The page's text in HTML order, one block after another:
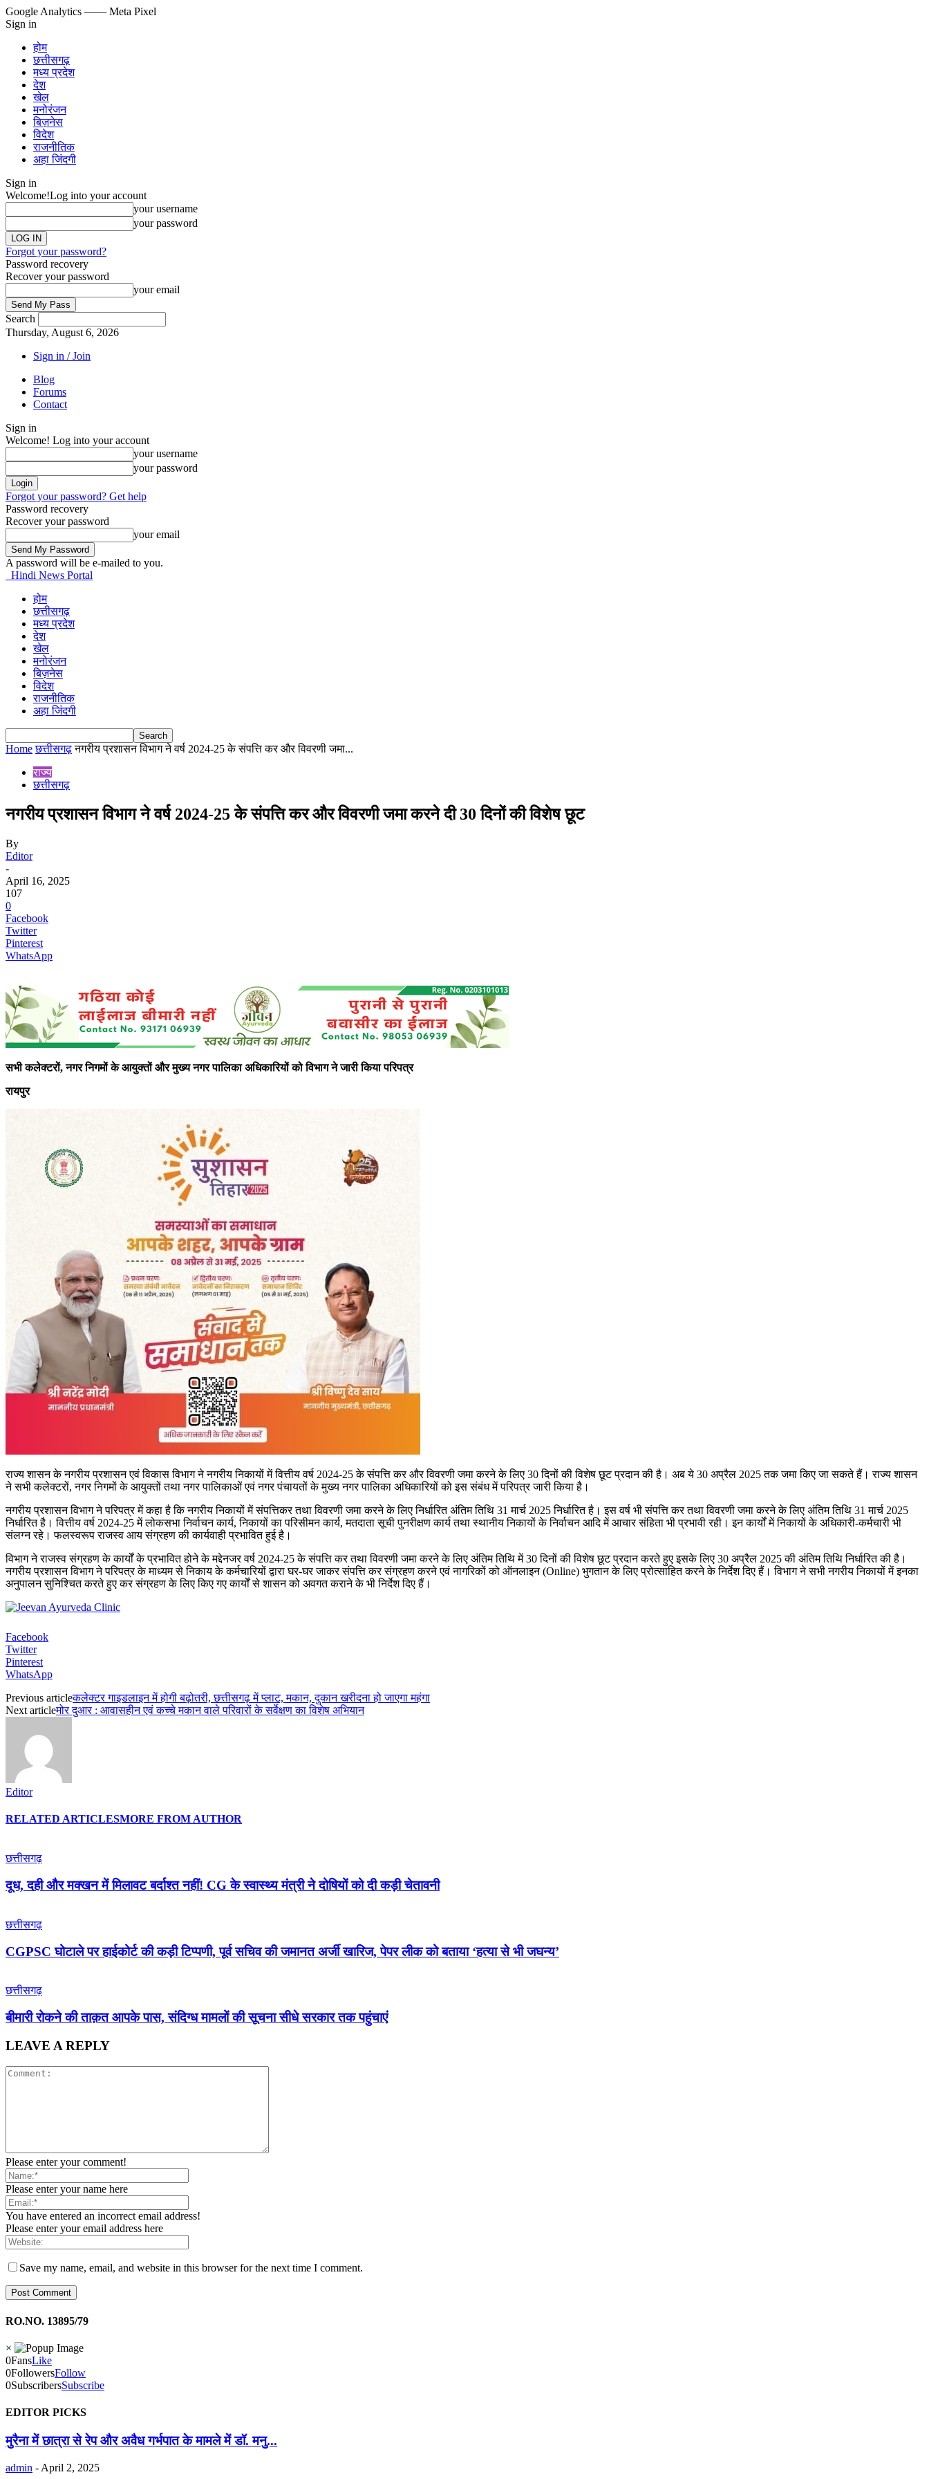
Google Analytics —— Meta Pixel
Sign in
होम
छत्तीसगढ़
मध्य प्रदेश
देश
खेल
मनोरंजन
बिज़नेस
विदेश
राजनीतिक
अहा जिंदगी
Sign in
Welcome!Log into your account
your username
your password
Forgot your password?
Password recovery
Recover your password
your email
Search
Thursday, August 6, 2026
Sign in / Join
Blog
Forums
Contact
Sign in
Welcome! Log into your account
your username
your password
Forgot your password? Get help
Password recovery
Recover your password
your email
A password will be e-mailed to you.
Hindi News Portal
होम
छत्तीसगढ़
मध्य प्रदेश
देश
खेल
मनोरंजन
बिज़नेस
विदेश
राजनीतिक
अहा जिंदगी
Home छत्तीसगढ़ नगरीय प्रशासन विभाग ने वर्ष 2024-25 के संपत्ति कर और विवरणी जमा...
राज्य
छत्तीसगढ़
नगरीय प्रशासन विभाग ने वर्ष 2024-25 के संपत्ति कर और विवरणी जमा करने दी 30 दिनों की विशेष छूट
By
Editor
-
April 16, 2025
107
0
Facebook
Twitter
Pinterest
WhatsApp
सभी कलेक्टरों, नगर निगमों के आयुक्तों और मुख्य नगर पालिका अधिकारियों को विभाग ने जारी किया परिपत्र
रायपुर
राज्य शासन के नगरीय प्रशासन एवं विकास विभाग ने नगरीय निकायों में वित्तीय वर्ष 2024-25 के संपत्ति कर और विवरणी जमा करने के लिए 30 दिनों की विशेष छूट प्रदान की है। अब ये 30 अप्रैल 2025 तक जमा किए जा सकते हैं। राज्य शासन
ने सभी कलेक्टरों, नगर निगमों के आयुक्तों तथा नगर पालिकाओं एवं नगर पंचायतों के मुख्य नगर पालिका अधिकारियों को इस संबंध में परिपत्र जारी किया है।
नगरीय प्रशासन विभाग ने परिपत्र में कहा है कि नगरीय निकायों में संपत्तिकर तथा विवरणी जमा करने के लिए निर्धारित अंतिम तिथि 31 मार्च 2025 निर्धारित है। इस वर्ष भी संपत्ति कर तथा विवरणी जमा करने के लिए अंतिम तिथि 31 मार्च 2025
निर्धारित है। वित्तीय वर्ष 2024-25 में लोकसभा निर्वाचन कार्य, निकायों का परिसीमन कार्य, मतदाता सूची पुनरीक्षण कार्य तथा स्थानीय निकायों के निर्वाचन आदि में आचार संहिता भी प्रभावी रही। इन कार्यों में निकायों के अधिकारी-कर्मचारी भी
संलग्न रहे। फलस्वरूप राजस्व आय संग्रहण की कार्यवाही प्रभावित हुई है।
विभाग ने राजस्व संग्रहण के कार्यों के प्रभावित होने के मद्देनजर वर्ष 2024-25 के संपत्ति कर तथा विवरणी जमा करने के लिए अंतिम तिथि में 30 दिनों की विशेष छूट प्रदान करते हुए इसके लिए 30 अप्रैल 2025 की अंतिम तिथि निर्धारित की है।
नगरीय प्रशासन विभाग ने परिपत्र के माध्यम से निकाय के कर्मचारियों द्वारा घर-घर जाकर संपत्ति कर संग्रहण करने एवं नागरिकों को ऑनलाइन (Online) भुगतान के लिए प्रोत्साहित करने के निर्देश दिए हैं। विभाग ने सभी नगरीय निकायों में इनका
अनुपालन सुनिश्चित करते हुए कर संग्रहण के लिए किए गए कार्यों से शासन को अवगत कराने के भी निर्देश दिए हैं।
Facebook
Twitter
Pinterest
WhatsApp
Previous articleकलेक्टर गाइडलाइन में होगी बढ़ोतरी, छत्तीसगढ़ में प्लाट, मकान, दुकान खरीदना हो जाएगा महंगा
Next articleमोर दुआर : आवासहीन एवं कच्चे मकान वाले परिवारों के सर्वेक्षण का विशेष अभियान
Editor
RELATED ARTICLESMORE FROM AUTHOR
छत्तीसगढ़
दूध, दही और मक्खन में मिलावट बर्दाश्त नहीं! CG के स्वास्थ्य मंत्री ने दोषियों को दी कड़ी चेतावनी
छत्तीसगढ़
CGPSC घोटाले पर हाईकोर्ट की कड़ी टिप्पणी, पूर्व सचिव की जमानत अर्जी खारिज, पेपर लीक को बताया ‘हत्या से भी जघन्य’
छत्तीसगढ़
बीमारी रोकने की ताक़त आपके पास, संदिग्ध मामलों की सूचना सीधे सरकार तक पहुंचाएं
LEAVE A REPLY
Please enter your comment!
Please enter your name here
You have entered an incorrect email address!
Please enter your email address here
Save my name, email, and website in this browser for the next time I comment.
RO.NO. 13895/79
×
0FansLike
0FollowersFollow
0SubscribersSubscribe
EDITOR PICKS
मुरैना में छात्रा से रेप और अवैध गर्भपात के मामले में डॉ. मनु...
admin - April 2, 2025